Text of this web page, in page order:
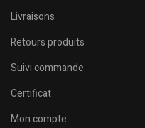
Livraisons
Retours produits
Suivi commande
Certificat
Mon compte